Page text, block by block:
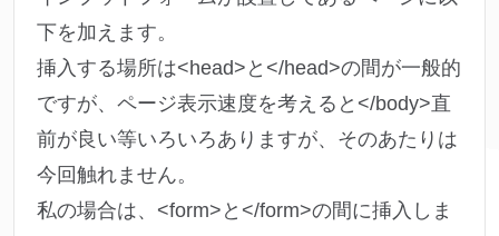
下を加えます。
挿入する場所は<head>と</head>の間が一般的
ですが、ページ表示速度を考えると</body>直
前が良い等いろいろありますが、そのあたりは
今回触れません。
私の場合は、<form>と</form>の間に挿入しま